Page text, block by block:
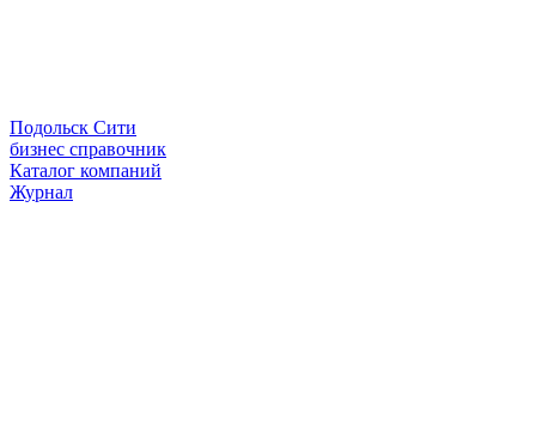
Подольск Сити
бизнес справочник
Каталог компаний
Журнал